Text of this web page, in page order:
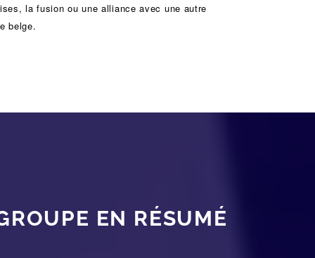
, lafusion ou unealliance avec une autre
belge.
EN RÉSUMÉ